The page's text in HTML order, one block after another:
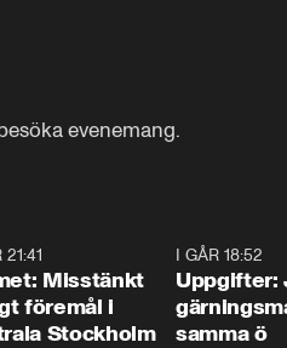
evenemang.
Misstänkt
föremål i
Stockholm
I GÅR 18:52
Uppgifter:
samma ö